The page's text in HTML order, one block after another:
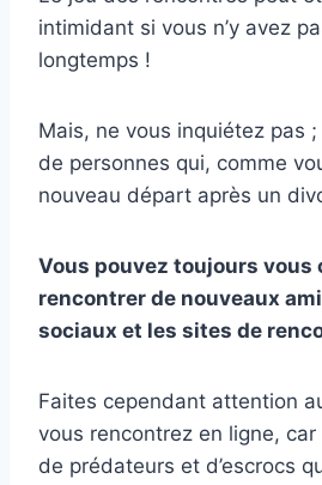
intimidant si vous n’y avez
longtemps !
Mais, ne vous inquiétez pas
de personnes qui, comme
nouveau départ après un
Vous pouvez toujours vous
rencontrer de nouveaux
sociaux et les sites de
Faites cependant attention
vous rencontrez en ligne,
de prédateurs et d’escrocs